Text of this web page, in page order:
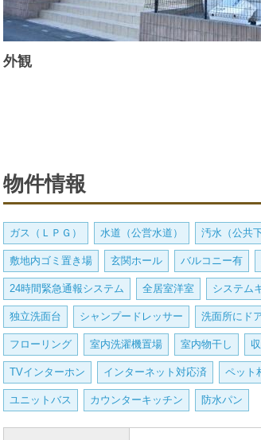
外観
物件情報
ガス（ＬＰＧ） 水道（公営水道） 汚水（公共下
敷地内ゴミ置き場 玄関ホール バルコニー有
24時間緊急通報システム 全居室洋室 システム
独立洗面台 シャンプードレッサー 洗面所にド
フローリング 室内洗濯機置場 室内物干し
TVインターホン インターネット対応済 ペット
ユニットバス カウンターキッチン 防水パン